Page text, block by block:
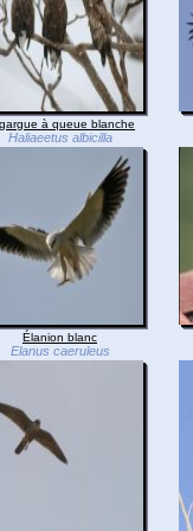
à queue blanche
Haliaeetus albicilla
Élanion blanc
Elanus caeruleus